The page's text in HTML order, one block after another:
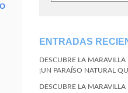
ENTRADAS
DESCUBRE LA
¡UN PARAÍSO NATURAL
DESCUBRE LA MARAVILLA